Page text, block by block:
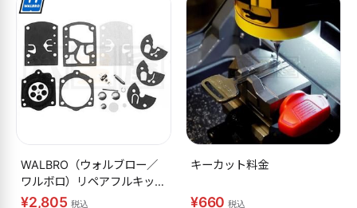
WALBRO（ウォルブロー／
ワルボロ）リペアフルキット
K10-WB
¥2,805 税込
キーカット料金
¥660税込